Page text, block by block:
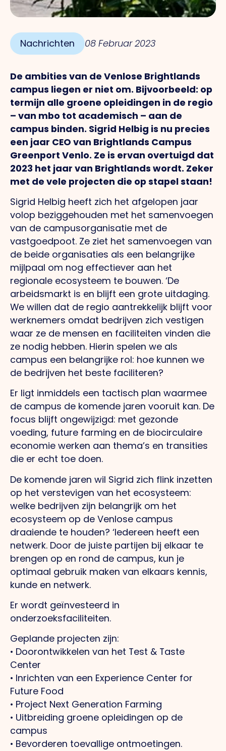
Nachrichten 08 Februar 2023
De ambities van de Venlose Brightlands
campus liegen er niet om. Bijvoorbeeld: op
termijn alle groene opleidingen in de regio
– van mbo tot academisch – aan de
campus binden. Sigrid Helbig is nu precies
een jaar CEO van Brightlands Campus
Greenport Venlo. Ze is ervan overtuigd dat
2023 het jaar van Brightlands wordt. Zeker
met de vele projecten die op stapel staan!
Sigrid Helbig heeft zich het afgelopen jaar
volop beziggehouden met het samenvoegen
van de campusorganisatie met de
vastgoedpoot. Ze ziet het samenvoegen van
de beide organisaties als een belangrijke
mijlpaal om nog effectiever aan het
regionale ecosysteem te bouwen. ‘De
arbeidsmarkt is en blijft een grote uitdaging.
We willen dat de regio aantrekkelijk blijft voor
werknemers omdat bedrijven zich vestigen
waar ze de mensen en faciliteiten vinden die
ze nodig hebben. Hierin spelen we als
campus een belangrijke rol: hoe kunnen we
de bedrijven het beste faciliteren?
Er ligt inmiddels een tactisch plan waarmee
de campus de komende jaren vooruit kan. De
focus blijft ongewijzigd: met gezonde
voeding, future farming en de biocirculaire
economie werken aan thema’s en transities
die er echt toe doen.
De komende jaren wil Sigrid zich flink inzetten
op het verstevigen van het ecosysteem:
welke bedrijven zijn belangrijk om het
ecosysteem op de Venlose campus
draaiende te houden? ‘Iedereen heeft een
netwerk. Door de juiste partijen bij elkaar te
brengen op en rond de campus, kun je
optimaal gebruik maken van elkaars kennis,
kunde en netwerk.
Er wordt geïnvesteerd in
onderzoeksfaciliteiten.
Geplande projecten zijn:
• Doorontwikkelen van het Test & Taste
Center
• Inrichten van een Experience Center for
Future Food
• Project Next Generation Farming
• Uitbreiding groene opleidingen op de
campus
• Bevorderen toevallige ontmoetingen.